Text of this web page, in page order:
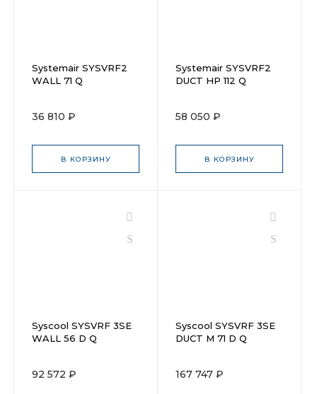
Systemair SYSVRF2
WALL 71 Q
36 810 ₽
В КОРЗИНУ
Systemair SYSVRF2
DUCT HP 112 Q
58 050 ₽
В КОРЗИНУ
Syscool SYSVRF 3SE
WALL 56 D Q
92 572 ₽
Syscool SYSVRF 3SE
DUCT M 71 D Q
167 747 ₽